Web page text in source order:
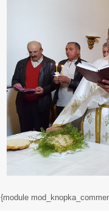
{module